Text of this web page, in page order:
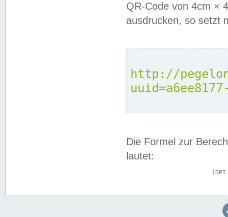
QR-Code von 4cm ×
ausdrucken, so setzt
http://
Die Formel zur
lautet: